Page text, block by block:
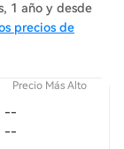
1 año y desde
precios de
Precio Más Alto
--
--